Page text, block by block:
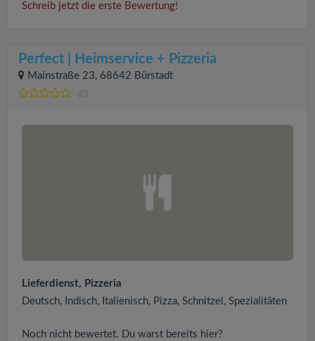
Schreib jetzt die erste Bewertung!
Perfect | Heimservice + Pizzeria
Mainstraße 23, 68642 Bürstadt
(0)
Lieferdienst, Pizzeria
Deutsch, Indisch, Italienisch, Pizza, Schnitzel, Spezialitäten
Noch nicht bewertet. Du warst bereits hier?